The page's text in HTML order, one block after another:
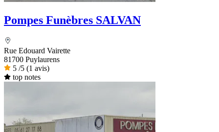
Pompes Funèbres SALVAN
Rue Edouard Vairette
81700 Puylaurens
5 /5 (1 avis)
top notes